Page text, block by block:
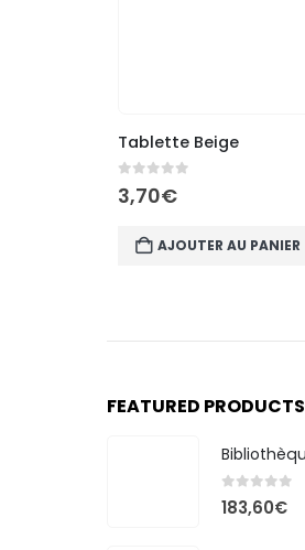
Tablette Beige
0out of 5
3,70€
AJOUTER AU PANIER
FEATURED PRODUCTS
0out of 5
183,60€